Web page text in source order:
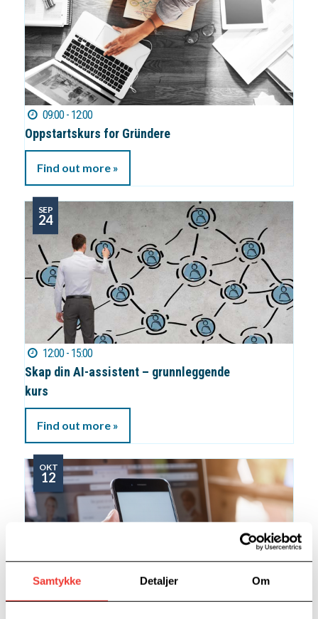
Samtykke Detaljer Om
09:00 - 12:00
Oppstartskurs for Gründere
Find out more »
SEP
24
12:00 - 15:00
Skap din AI-assistent – grunnleggende
kurs
Find out more »
OKT
12